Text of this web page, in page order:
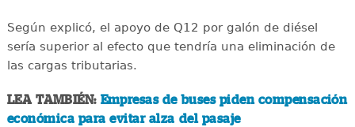
Según explicó, el apoyo de Q12 por galón de diésel
sería superior al efecto que tendría una eliminación de
las cargas tributarias.
LEA TAMBIÉN:Empresas de buses piden compensación
económica para evitar alza del pasaje